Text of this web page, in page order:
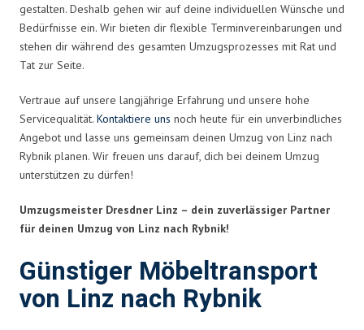
gestalten. Deshalb gehen wir auf deine individuellen Wünsche und
Bedürfnisse ein. Wir bieten dir flexible Terminvereinbarungen und
stehen dir während des gesamten Umzugsprozesses mit Rat und
Tat zur Seite.
Vertraue auf unsere langjährige Erfahrung und unsere hohe
Servicequalität. Kontaktiere uns noch heute für ein unverbindliches
Angebot und lasse uns gemeinsam deinen Umzug von Linz nach
Rybnik planen. Wir freuen uns darauf, dich bei deinem Umzug
unterstützen zu dürfen!
Umzugsmeister Dresdner Linz – dein zuverlässiger Partner
für deinen Umzug von Linz nach Rybnik!
Günstiger Möbeltransport
von Linz nach Rybnik